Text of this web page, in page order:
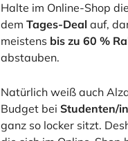
Halte im Online-Shop
dem Tages-Deal auf,
meistens bis zu 60 %
abstauben.
Natürlich weiß auch
Budget bei Studenten/
ganz so locker sitzt.